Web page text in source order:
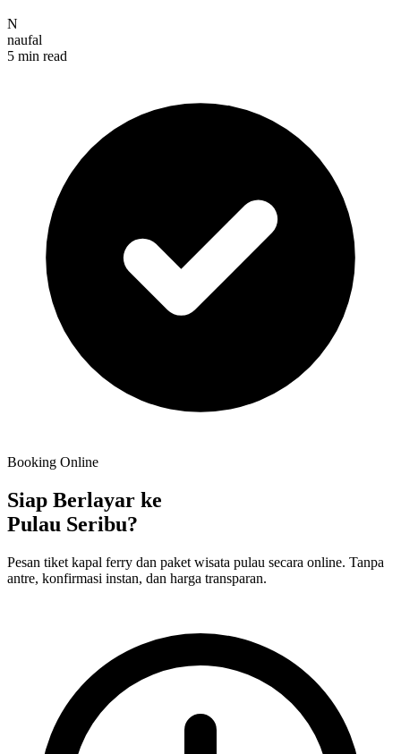
N
naufal
5 min read
Booking Online
Siap Berlayar ke
Pulau Seribu?
Pesan tiket kapal ferry dan paket wisata pulau secara online. Tanpa
antre, konfirmasi instan, dan harga transparan.